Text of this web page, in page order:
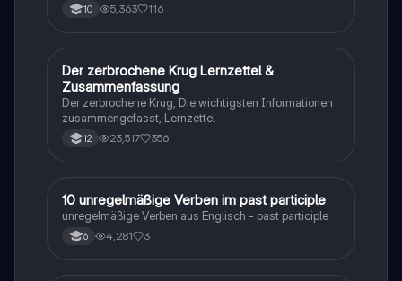
10 5,363 116
Deutsch
Der zerbrochene Krug Lernzettel &
Zusammenfassung
Der zerbrochene Krug, Die wichtigsten Informationen
zusammengefasst, Lernzettel
12 23,517 356
1 Englisch
10 unregelmäßige Verben im past participle
unregelmäßige Verben aus Englisch - past participle
6 4,281 3